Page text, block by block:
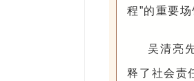
程”的重要场
吴清亮
释了社会责